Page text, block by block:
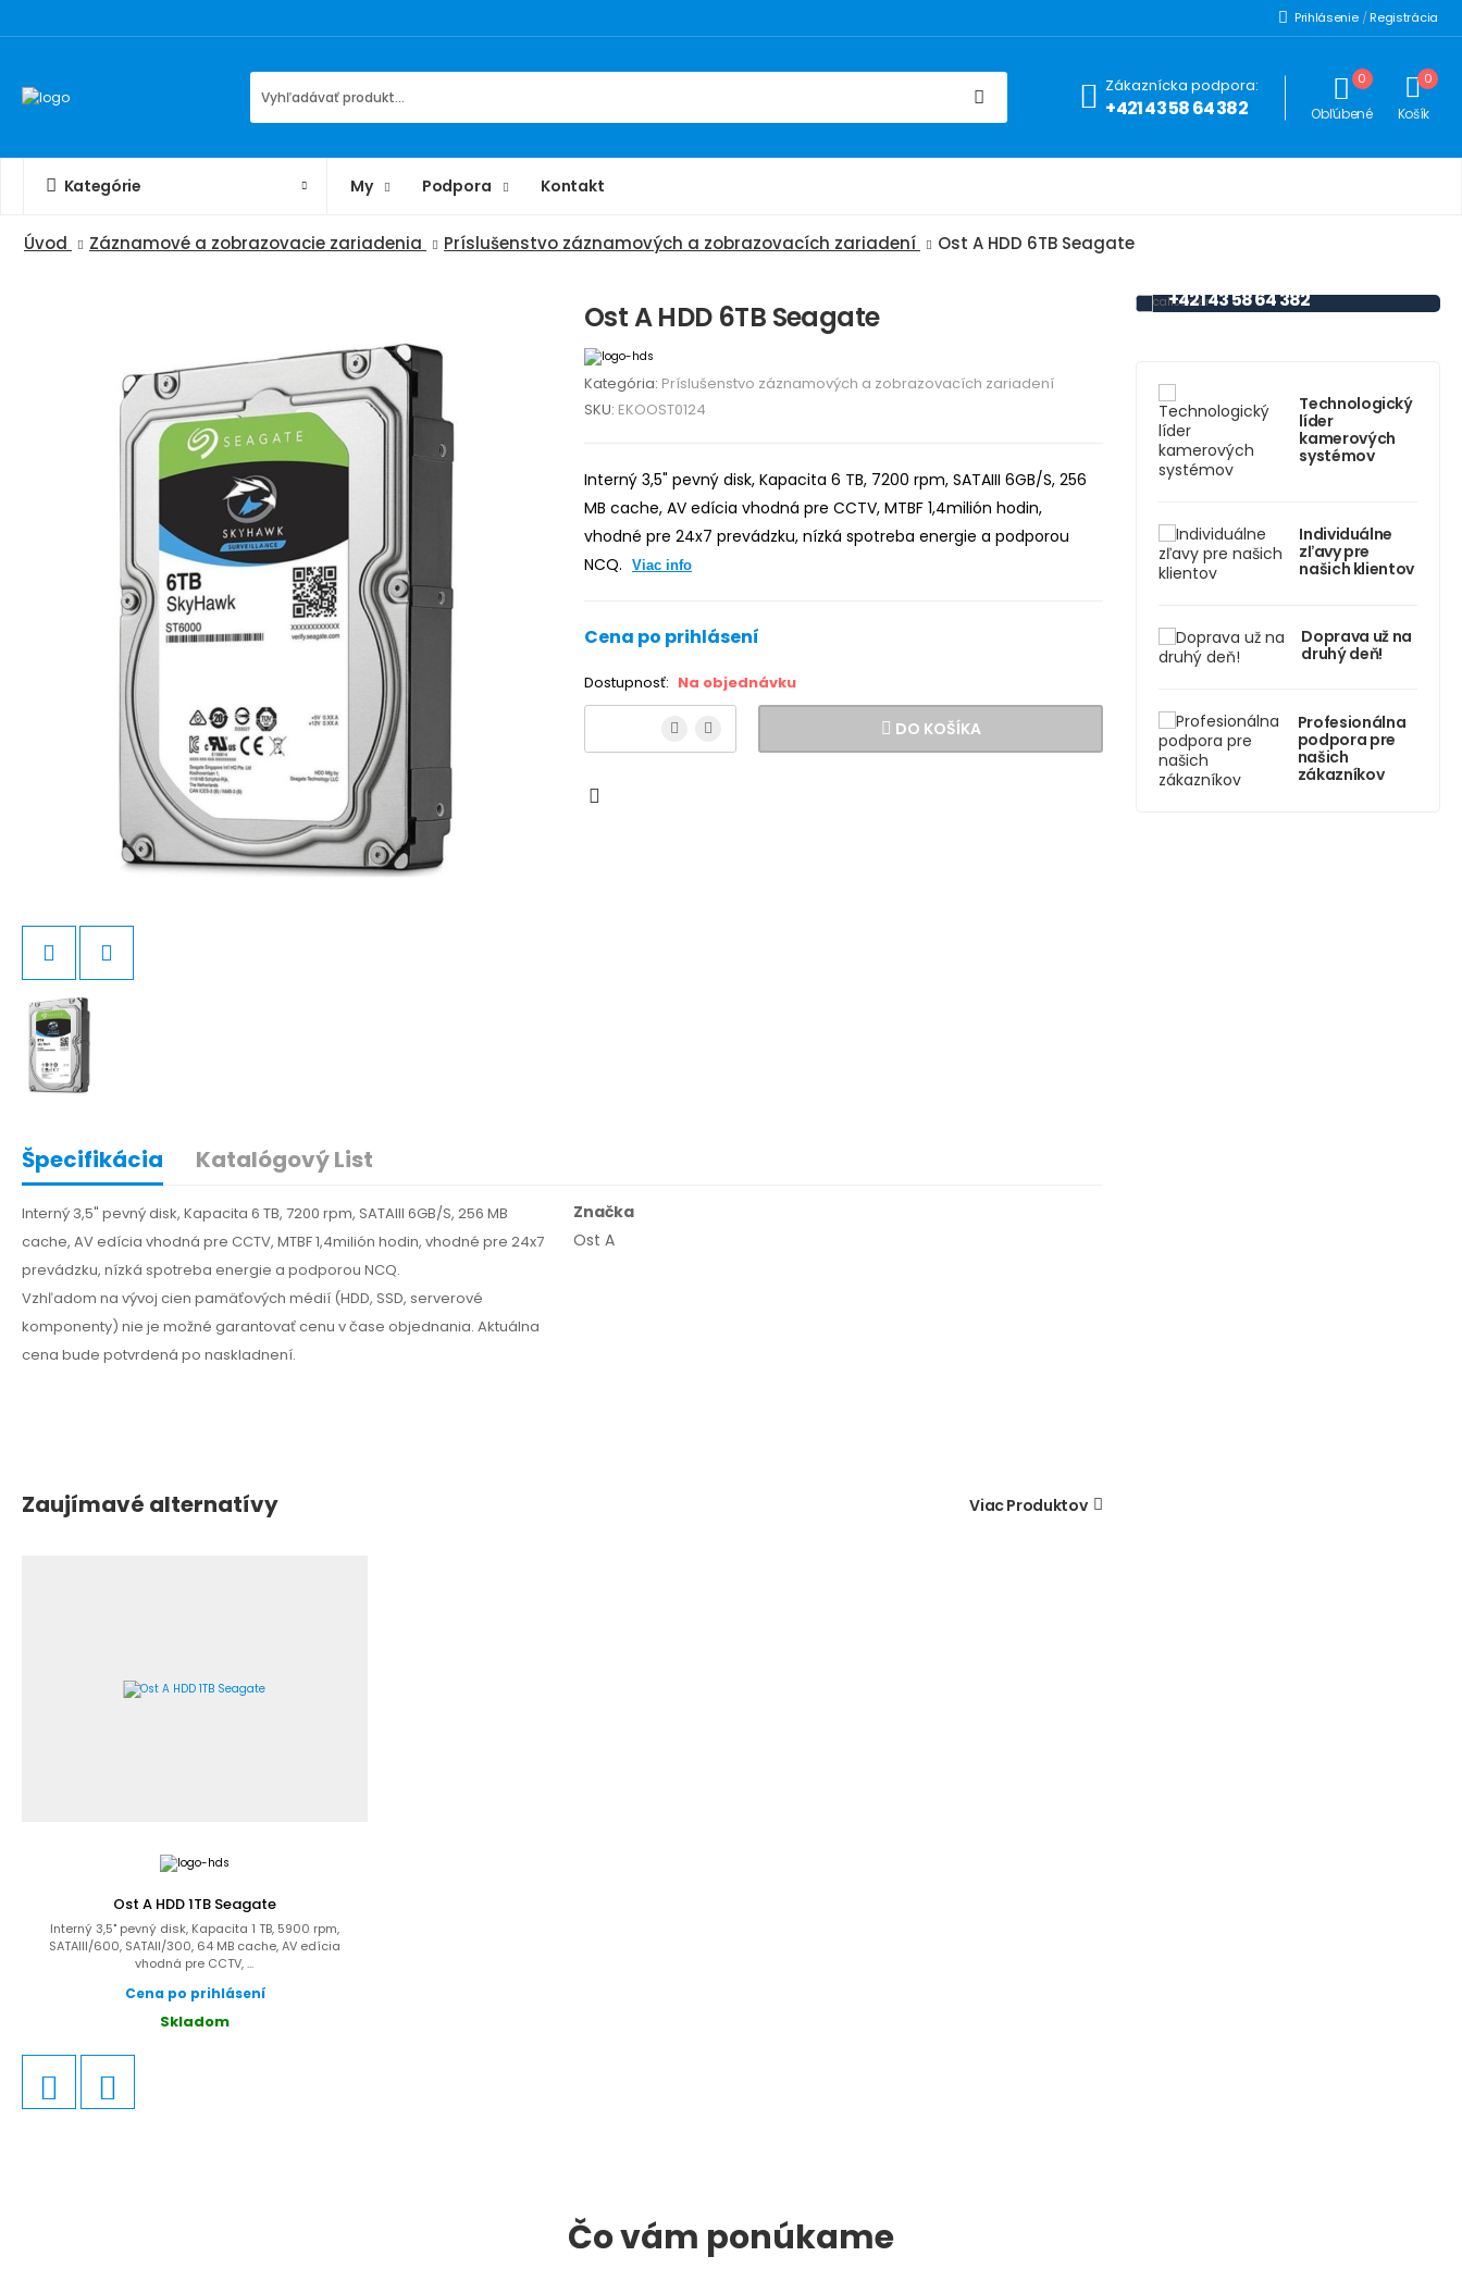
Prihlásenie /Registrácia
Zákaznícka podpora:
+421 43 58 64 382
0
Obľúbené
0
Košík
Kategórie My Podpora Kontakt
Úvod Záznamové a zobrazovacie zariadenia Príslušenstvo záznamových a zobrazovacích zariadení Ost A HDD 6TB Seagate
Ost A HDD 6TB Seagate
Kategória: Príslušenstvo záznamových a zobrazovacích zariadení
SKU: EKOOST0124
Interný 3,5" pevný disk, Kapacita 6 TB, 7200 rpm, SATAIII 6GB/S, 256
MB cache, AV edícia vhodná pre CCTV, MTBF 1,4milión hodin,
vhodné pre 24x7 prevádzku, nízká spotreba energie a podporou
NCQ.
Viac info
Cena po prihlásení
Dostupnosť: Na objednávku
DO KOŠÍKA
Špecifikácia Katalógový List
Interný 3,5" pevný disk, Kapacita 6 TB, 7200 rpm, SATAIII 6GB/S, 256 MB
cache, AV edícia vhodná pre CCTV, MTBF 1,4milión hodin, vhodné pre 24x7
prevádzku, nízká spotreba energie a podporou NCQ.
Vzhľadom na vývoj cien pamäťových médií (HDD, SSD, serverové
komponenty) nie je možné garantovať cenu v čase objednania. Aktuálna
cena bude potvrdená po naskladnení.
Značka
Ost A
Zaujímavé alternatívy Viac Produktov
Ost A HDD 1TB Seagate
Interný 3,5" pevný disk, Kapacita 1 TB, 5900 rpm,
SATAIII/600, SATAII/300, 64 MB cache, AV edícia
vhodná pre CCTV, ...
Cena po prihlásení
Skladom
+421 43 58 64 382
Technologický
líder
kamerových
systémov
Individuálne
zľavy pre
našich klientov
Doprava už na
druhý deň!
Profesionálna
podpora pre
našich
zákazníkov
Čo vám ponúkame